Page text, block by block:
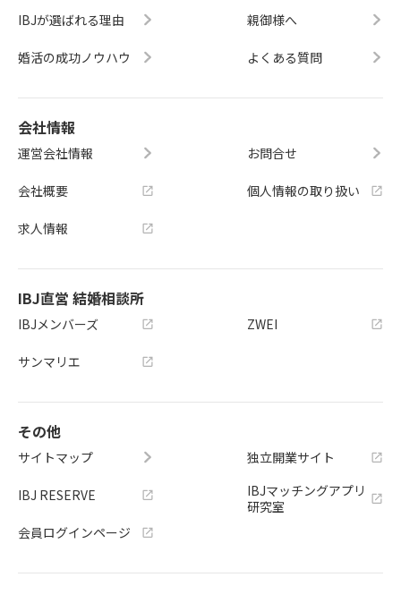
IBJが選ばれる理由
婚活の成功ノウハウ
親御様へ
よくある質問
会社情報
運営会社情報
会社概要
求人情報
お問合せ
個人情報の取り扱い
IBJ直営 結婚相談所
IBJメンバーズ
サンマリエ
ZWEI
その他
サイトマップ
IBJ RESERVE
会員ログインページ
独立開業サイト
IBJマッチングアプリ
研究室